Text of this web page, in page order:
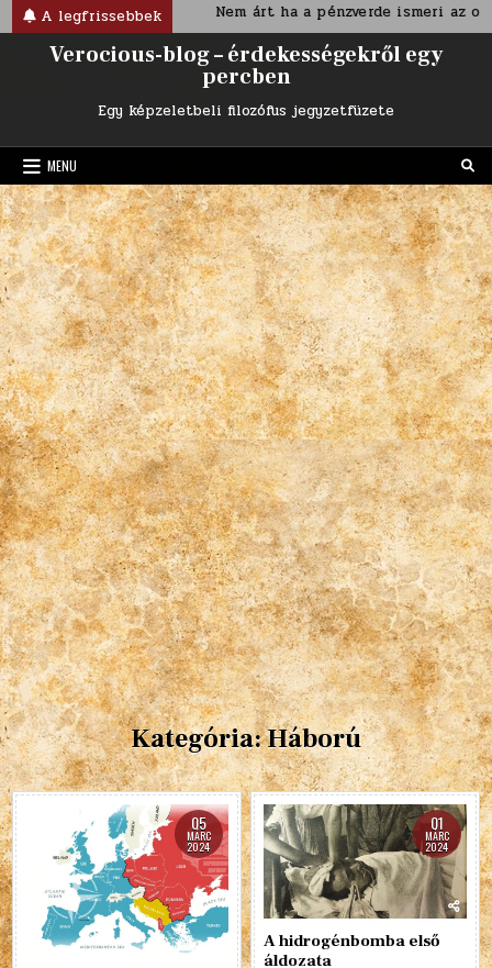
Skip
to
content
A legfrissebbek
korban Nem árt ha a pénzverde ismeri az ország
Verocious-blog – érdekességekről egy
percben
Egy képzeletbeli filozófus jegyzetfüzete
MENU
Kategória:Háború
05
MÁRC
2024
01
MÁRC
2024
A hidrogénbomba első
áldozata